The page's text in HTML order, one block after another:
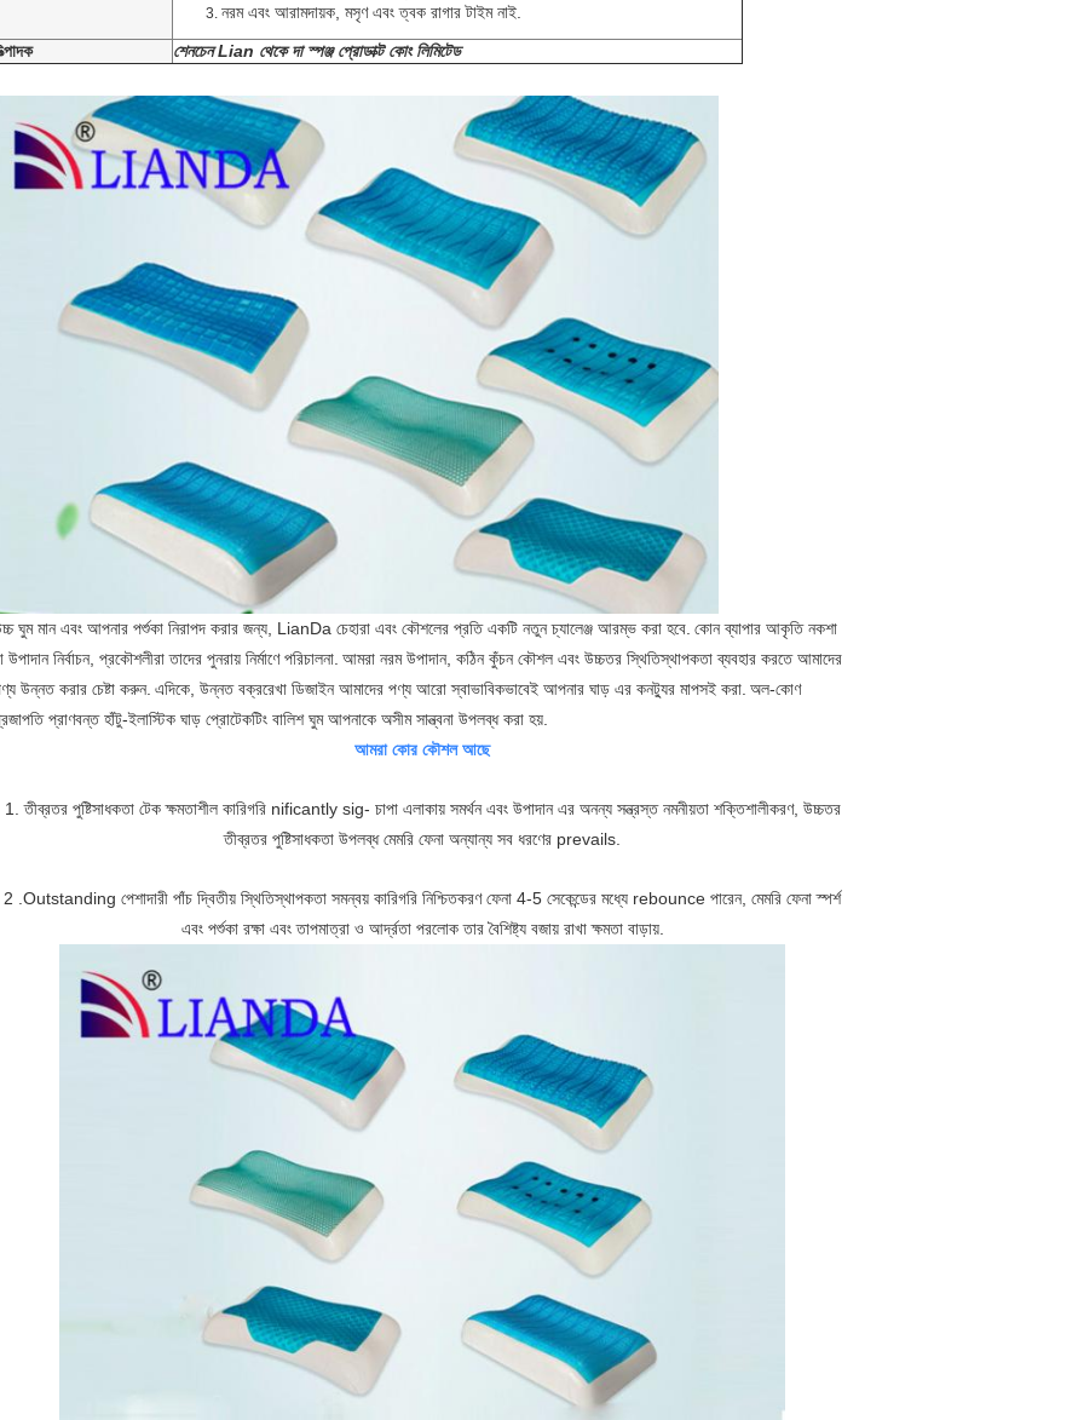
নরম এবং আরামদায়ক, মসৃণ এবং ত্বক রাগার টাইম নাই.
শেনচেন Lian থেকে দা স্পঞ্জ প্রোডাক্ট কোং লিমিটেড
ঘুম মান এবং আপনার পর্শুকা নিরাপদ করার জন্য, LianDa চেহারা এবং কৌশলের প্রতি একটি নতুন চ্যালেঞ্জ আরম্ভ করা হবে. কোন ব্যাপার আকৃতি নকশা
উপাদান নির্বাচন, প্রকৌশলীরা তাদের পুনরায় নির্মাণে পরিচালনা. আমরা নরম উপাদান, কঠিন কুঁচন কৌশল এবং উচ্চতর স্থিতিস্থাপকতা ব্যবহার করতে আমাদের
উন্নত করার চেষ্টা করুন. এদিকে, উন্নত বক্ররেখা ডিজাইন আমাদের পণ্য আরো স্বাভাবিকভাবেই আপনার ঘাড় এর কনট্যুর মাপসই করা. অল-কোণ
প্রাণবন্ত হাঁটু-ইলাস্টিক ঘাড় প্রোটেকটিং বালিশ ঘুম আপনাকে অসীম সান্ত্বনা উপলব্ধ করা হয়.
আমরা কোর কৌশল আছে
1. তীব্রতর পুষ্টিসাধকতা টেক ক্ষমতাশীল কারিগরি nificantly sig- চাপা এলাকায় সমর্থন এবং উপাদান এর অনন্য সন্ত্রস্ত নমনীয়তা শক্তিশালীকরণ, উচ্চতর
তীব্রতর পুষ্টিসাধকতা উপলব্ধ মেমরি ফেনা অন্যান্য সব ধরণের prevails.
2 .Outstanding পেশাদারী পাঁচ দ্বিতীয় স্থিতিস্থাপকতা সমন্বয় কারিগরি নিশ্চিতকরণ ফেনা 4-5 সেকেন্ডের মধ্যে rebounce পারেন, মেমরি ফেনা স্পর্শ
এবং পর্শুকা রক্ষা এবং তাপমাত্রা ও আর্দ্রতা পরলোক তার বৈশিষ্ট্য বজায় রাখা ক্ষমতা বাড়ায়.